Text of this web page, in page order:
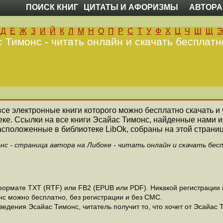
ПОИСК КНИГ ЦИТАТЫ И АФОРИЗМЫ
Д Е Ж З И Й К Л М Н О П Р С Т У Ф Х Ц Ч Ш Щ Э
Тимонс - читать онлайн и скачать
электронные книги которого можно бесплатно скачать
Ссылки на все книги Эсайас Тимонс, найденные нами
в библиотеке LibOk, собраны на этой
- страница автора на Либоке - читать онлайн и скачать
ТХТ (RTF) или FB2 (EPUB или PDF). Никакой регистрации
можно бесплатно, без регистрации и без СМС.
Эсайас Тимонс, читатель получит то, что хочет от Эсайас